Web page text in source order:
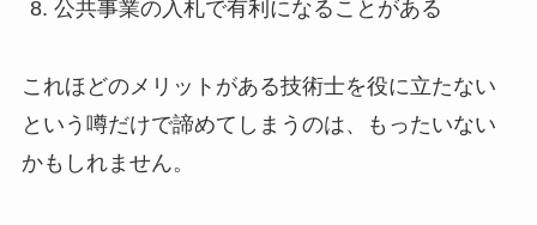
公共事業の入札で有利になることがある
これほどのメリットがある技術士を役に立たない
という噂だけで諦めてしまうのは、もったいない
かもしれません。